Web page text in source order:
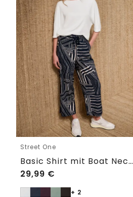
Street One
Basic Shirt mit Boat Neck und Elastikbund
29,99 €
+ 2